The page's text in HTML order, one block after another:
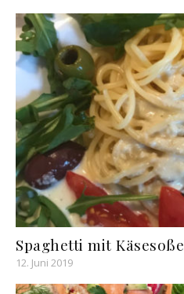
Spaghetti mit Käsesoße
12. Juni 2019